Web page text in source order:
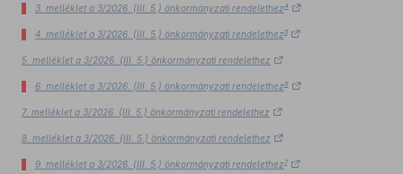
3. melléklet a 3/2026. (III. 5.) önkormányzati rendelethez4
4. melléklet a 3/2026. (III. 5.) önkormányzati rendelethez5
5. melléklet a 3/2026. (III. 5.) önkormányzati rendelethez
6. melléklet a 3/2026. (III. 5.) önkormányzati rendelethez6
7. melléklet a 3/2026. (III. 5.) önkormányzati rendelethez
8. melléklet a 3/2026. (III. 5.) önkormányzati rendelethez
9. melléklet a 3/2026. (III. 5.) önkormányzati rendelethez7